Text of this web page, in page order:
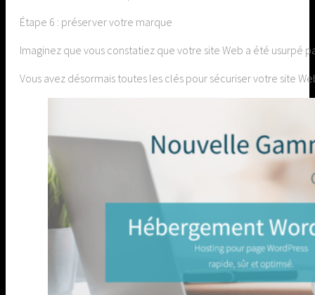
Étape 6 : préserver votre marque
Imaginez que vous constatiez que votre site Web a été usurpé
Vous avez désormais toutes les clés pour sécuriser votre site